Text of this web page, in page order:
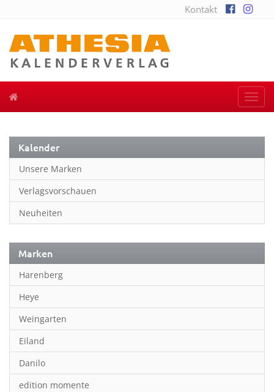
Kontakt
Kalender
Unsere Marken
Verlagsvorschauen
Neuheiten
Marken
Harenberg
Heye
Weingarten
Eiland
Danilo
edition momente